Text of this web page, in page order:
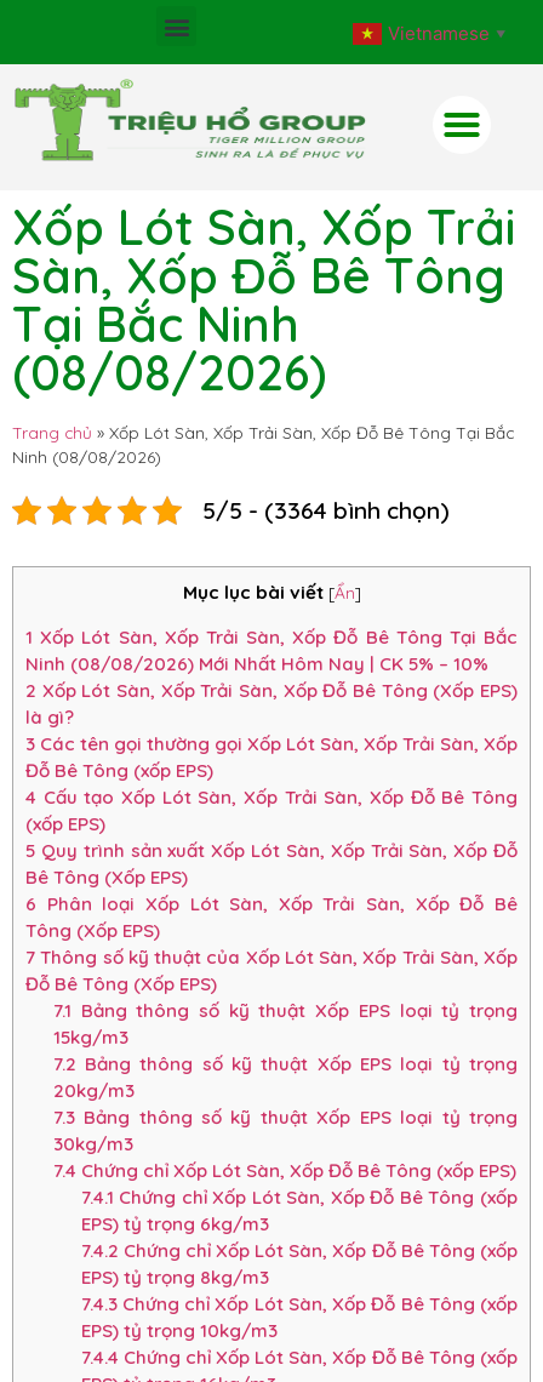
Vietnamese ▼
Xốp Lót Sàn, Xốp Trải
Sàn, Xốp Đỗ Bê Tông
Tại Bắc Ninh
(08/08/2026)
Trang chủ » Xốp Lót Sàn, Xốp Trải Sàn, Xốp Đỗ Bê Tông Tại Bắc
Ninh (08/08/2026)
5/5 - (3364 bình chọn)
Mục lục bài viết [Ẩn]
1 Xốp Lót Sàn, Xốp Trải Sàn, Xốp Đỗ Bê Tông Tại Bắc
Ninh (08/08/2026) Mới Nhất Hôm Nay | CK 5% – 10%
2 Xốp Lót Sàn, Xốp Trải Sàn, Xốp Đỗ Bê Tông (Xốp EPS)
là gì?
3 Các tên gọi thường gọi Xốp Lót Sàn, Xốp Trải Sàn, Xốp
Đỗ Bê Tông (xốp EPS)
4 Cấu tạo Xốp Lót Sàn, Xốp Trải Sàn, Xốp Đỗ Bê Tông
(xốp EPS)
5 Quy trình sản xuất Xốp Lót Sàn, Xốp Trải Sàn, Xốp Đỗ
Bê Tông (Xốp EPS)
6 Phân loại Xốp Lót Sàn, Xốp Trải Sàn, Xốp Đỗ Bê
Tông (Xốp EPS)
7 Thông số kỹ thuật của Xốp Lót Sàn, Xốp Trải Sàn, Xốp
Đỗ Bê Tông (Xốp EPS)
7.1 Bảng thông số kỹ thuật Xốp EPS loại tỷ trọng
15kg/m3
7.2 Bảng thông số kỹ thuật Xốp EPS loại tỷ trọng
20kg/m3
7.3Bảng thông số kỹ thuật Xốp EPS loại tỷ trọng
30kg/m3
7.4 Chứng chỉ Xốp Lót Sàn, Xốp Đỗ Bê Tông (xốp EPS)
7.4.1 Chứng chỉ Xốp Lót Sàn, Xốp Đỗ Bê Tông (xốp
EPS) tỷ trọng 6kg/m3
7.4.2 Chứng chỉ Xốp Lót Sàn, Xốp Đỗ Bê Tông (xốp
EPS) tỷ trọng 8kg/m3
7.4.3Chứng chỉ Xốp Lót Sàn, Xốp Đỗ Bê Tông (xốp
EPS) tỷ trọng 10kg/m3
7.4.4 Chứng chỉ Xốp Lót Sàn, Xốp Đỗ Bê Tông (xốp